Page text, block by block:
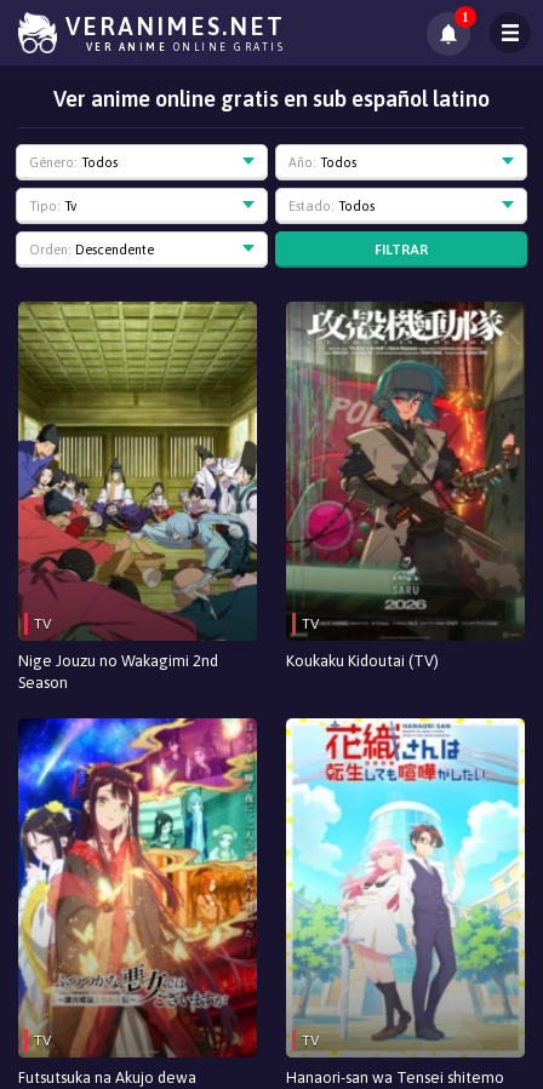
VERANIMES.NET
VER ANIME ONLINE GRATIS
1
Ver anime online gratis en sub español latino
Género: Todos Año: Todos
Tipo: Tv Estado: Todos
Orden: Descendente FILTRAR
TV
Nige Jouzu no Wakagimi 2nd
Season
TV
Koukaku Kidoutai (TV)
TV
Futsutsuka na Akujo dewa
TV
Hanaori-san wa Tensei shitemo